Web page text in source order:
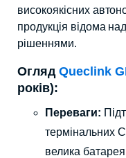
високоякісних
продукція відома
рішеннями.
Огляд Queclink
років):
Переваги:
термінальних
велика